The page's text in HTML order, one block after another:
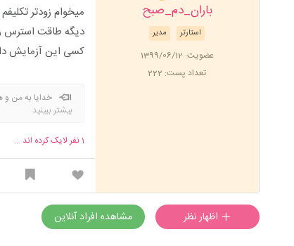
باران_دم_صبح
مدیر استارتر
عضویت: 1399/06/12
تعداد پست: 222
میخوام زودتر
دیگه طاقت استرس
کسی این آزمایش
خدایا به من
ببینیم انشااله.خدایا ۳تا بچه هام رو عاقبت بخیر و خوشبخت کن الهی آمین
بیشتر ببینید
1نفر لایک کرده اند ...
مشاهده افراد آنلاین